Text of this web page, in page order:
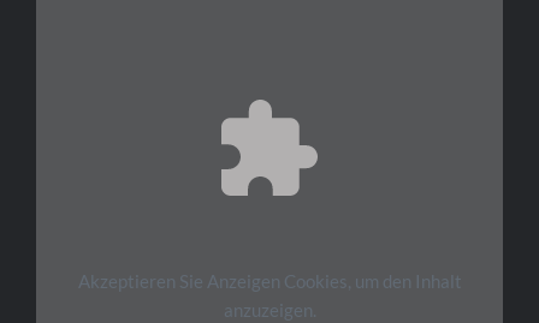
Akzeptieren Sie Anzeigen Cookies, um den Inhalt
anzuzeigen.